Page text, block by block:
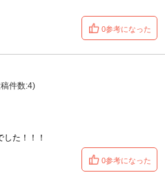
0参考になった
件数:4)
た！！！
0参考になった